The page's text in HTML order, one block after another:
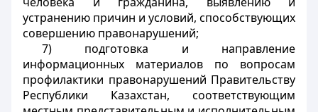
устранению причин и условий, способствующих
совершению правонарушений;
7) подготовка и направление
информационных материалов по вопросам
профилактики правонарушений Правительству
Республики Казахстан, соответствующим